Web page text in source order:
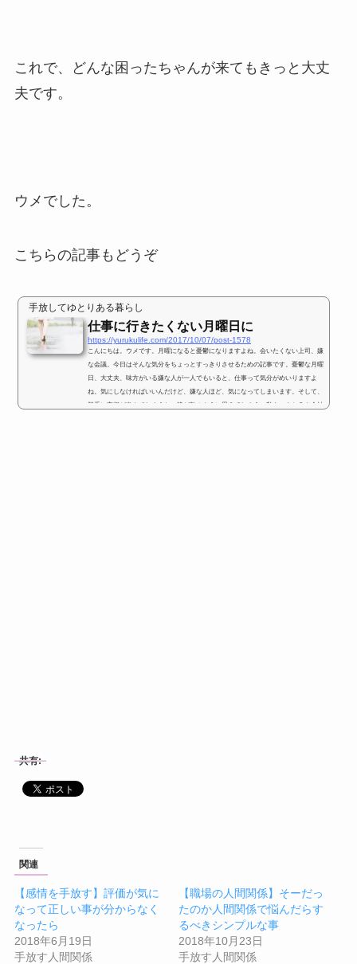
これで、どんな困ったちゃんが来てもきっと大丈
夫です。
ウメでした。
こちらの記事もどうぞ
手放してゆとりある暮らし
仕事に行きたくない月曜日に
https://yurukulife.com/2017/10/07/post-1578
こんにちは。ウメです。月曜になると憂鬱になりますよね。会いたくない上司、嫌
な会議。今日はそんな気分をちょっとすっきりさせるための記事です。憂鬱な月曜
日、大丈夫、味方がいる嫌な人が一人でもいると、仕事って気分がめいりますよ
ね。気にしなければいいんだけど、嫌な人ほど、気になってしまいます。そして、
勝手に妄想が進んでしまうと、皆が敵のように思えてしまう。私も、もちろん会社
共有:
関連
【感情を手放す】評価が気に
なって正しい事が分からなく
なったら
2018年6月19日
手放す人間関係
【職場の人間関係】そーだっ
たのか人間関係で悩んだらす
るべきシンプルな事
2018年10月23日
手放す人間関係